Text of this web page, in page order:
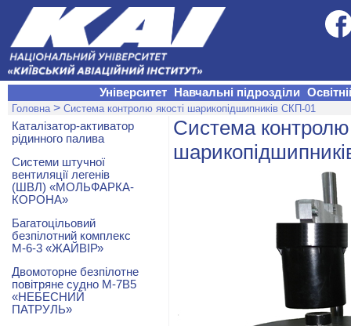
Університет Навчальні підрозділи
Головна > Система контролю якості шарикопідшипників СКП-01
Система контролю
Каталізатор-активатор
рідинного палива
Системи штучної
вентиляції легенів
(ШВЛ) «МОЛЬФАРКА-
КОРОНА»
Багатоцільовий
безпілотний комплекс
М-6-3 «ЖАЙВІР»
Двомоторне безпілотне
повітряне судно М-7В5
«НЕБЕСНИЙ
ПАТРУЛЬ»